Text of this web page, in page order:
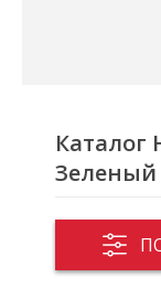
Каталог
Зеленый